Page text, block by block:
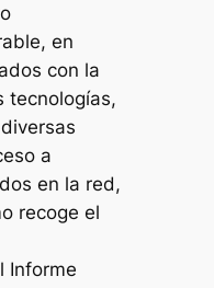
en
con la
tecnologías,
a
en la red,
recoge el
Informe